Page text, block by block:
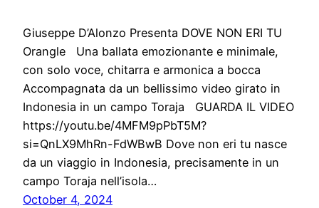
Giuseppe D’Alonzo Presenta DOVE NON ERI TU
Orangle Una ballata emozionante e minimale,
con solo voce, chitarra e armonica a bocca
Accompagnata da un bellissimo video girato in
Indonesia in un campo Toraja GUARDA IL VIDEO
https://youtu.be/4MFM9pPbT5M?
si=QnLX9MhRn-FdWBwB Dove non eri tu nasce
da un viaggio in Indonesia, precisamente in un
campo Toraja nell’isola…
October 4, 2024